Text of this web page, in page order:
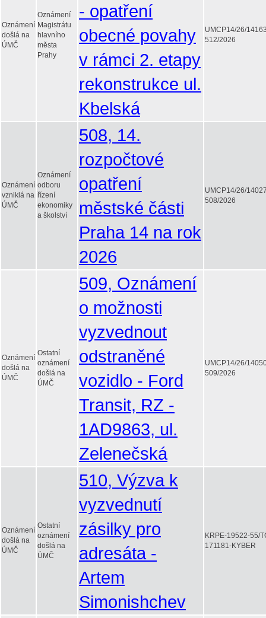
Oznámení
došlá na
ÚMČ
Oznámení
Magistrátu
hlavního
města
Prahy
- opatření
obecné povahy
v rámci 2. etapy
rekonstrukce ul.
Kbelská
UMCP14/26/
512/2026
Oznámení
vzniklá na
ÚMČ
Oznámení
odboru
řízení
ekonomiky
a školství
508, 14.
rozpočtové
opatření
městské části
Praha 14 na rok
2026
UMCP14/26/
508/2026
Oznámení
došlá na
ÚMČ
Ostatní
oznámení
došlá na
ÚMČ
509, Oznámení
o možnosti
vyzvednout
odstraněné
vozidlo - Ford
Transit, RZ -
1AD9863, ul.
Zelenečská
UMCP14/26/
509/2026
Oznámení
došlá na
ÚMČ
Ostatní
oznámení
došlá na
ÚMČ
510, Výzva k
vyzvednutí
zásilky pro
adresáta -
Artem
Simonishchev
KRPE-19522-55/
171181-KYBER